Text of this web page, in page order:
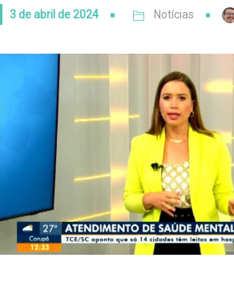
3 de abril de 2024 Notícias